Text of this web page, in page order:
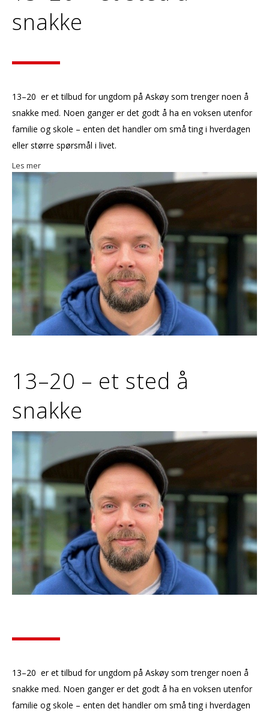
snakke
13–20 er et tilbud for ungdom på Askøy som trenger noen å
snakke med. Noen ganger er det godt å ha en voksen utenfor
familie og skole – enten det handler om små ting i hverdagen
eller større spørsmål i livet.
Les mer
13–20 – et sted å
snakke
13–20 er et tilbud for ungdom på Askøy som trenger noen å
snakke med. Noen ganger er det godt å ha en voksen utenfor
familie og skole – enten det handler om små ting i hverdagen